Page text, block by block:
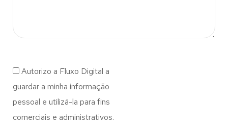
Autorizo a Fluxo Digital a
guardar a minha informação
pessoal e utilizá-la para fins
comerciais e administrativos.